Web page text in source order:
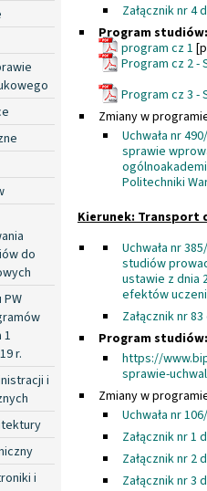
do
PW
1
r.
i
i
Załącznik nr 4
Program studiów:
program cz 1
Program cz 2 -
Program cz 3 -
Zmiany w
Uchwała nr
sprawie
Politechniki
Kierunek:
Uchwała nr
studiów
ustawie z dnia
efektów
Załącznik nr
Program studiów:
https://
sprawie-
Zmiany w
Uchwała nr
Załącznik nr 1
Załącznik nr 2
Załącznik nr 3